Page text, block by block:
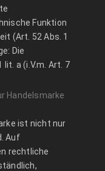
Funktion
(Art. 52 Abs. 1
Die
a (i.V.m. Art. 7
Handelsmarke
ist nicht nur
Auf
rechtliche